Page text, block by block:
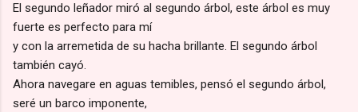
El segundo leñador miró al segundo árbol, este árbol es muy
fuerte es perfecto para mí
y con la arremetida de su hacha brillante. El segundo árbol
también cayó.
Ahora navegare en aguas temibles, pensó el segundo árbol,
seré un barco imponente,